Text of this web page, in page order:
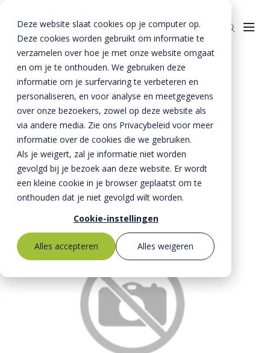
Deze website slaat cookies op je computer op.
Deze cookies worden gebruikt om informatie te
verzamelen over hoe je met onze website omgaat
en om je te onthouden. We gebruiken deze
informatie om je surfervaring te verbeteren en
personaliseren, en voor analyse en meetgegevens
over onze bezoekers, zowel op deze website als
via andere media. Zie ons Privacybeleid voor meer
informatie over de cookies die we gebruiken.
Als je weigert, zal je informatie niet worden
gevolgd bij je bezoek aan deze website. Er wordt
een kleine cookie in je browser geplaatst om te
onthouden dat je niet gevolgd wilt worden.
Cookie-instellingen
Alles accepteren
Alles weigeren
Bestekservice
Producten
Riolering
Bestrating
Oplossingen
BTE Groep
Onze verhalen
Over ons
MVO
Kernwaarden
Mission statement
HVO toeslag
Home »Producten » Riolering »
Inspectieschachten
Hamquick
Hamquick dwa hoogte 550 mm 1 x pvc 250
stroomprofiel met afdekplaat